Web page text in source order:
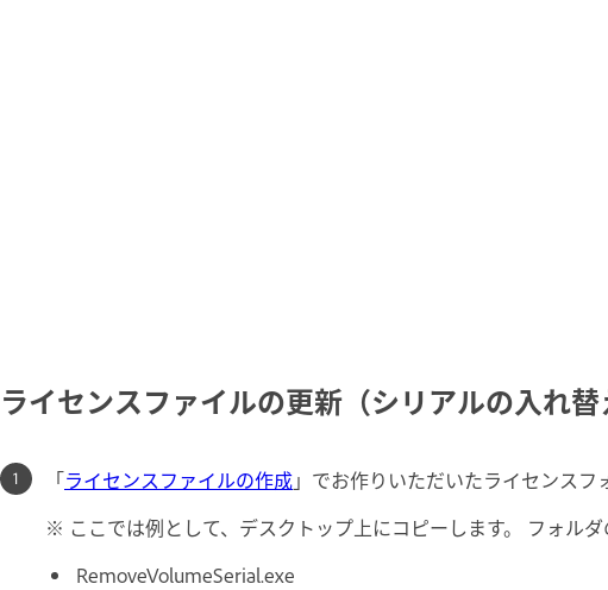
ライセンスファイルの更新（シリアルの入れ替
「ライセンスファイルの作成」でお作りいただいたライセンスフ
※ ここでは例として、デスクトップ上にコピーします。 フォルダ
RemoveVolumeSerial.exe